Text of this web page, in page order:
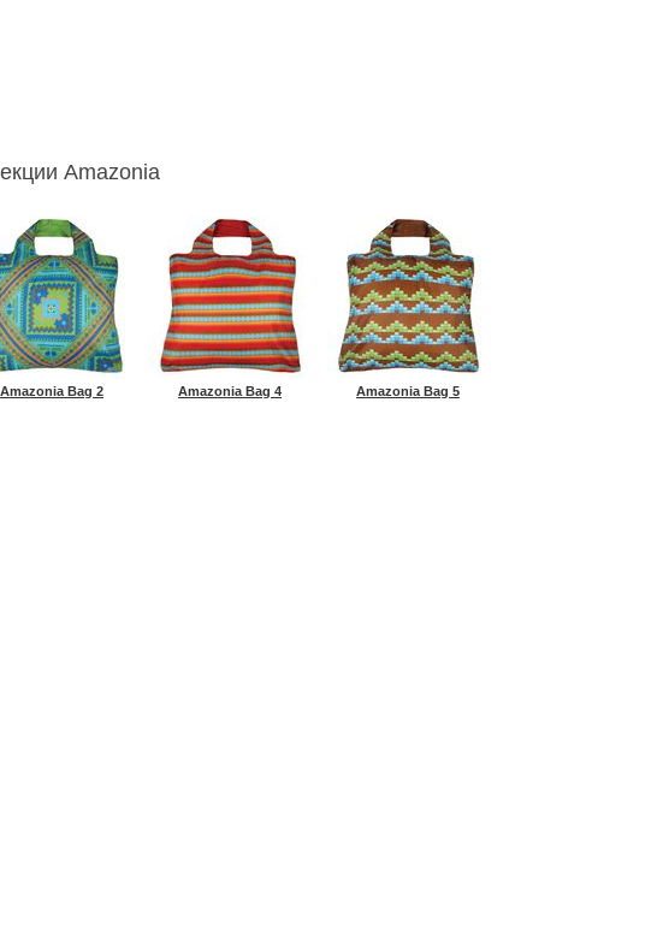
Amazonia
Amazonia Bag 2 Amazonia Bag 4 Amazonia Bag 5